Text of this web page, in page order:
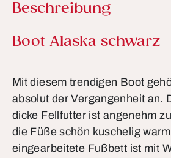
Beschreibung
Produktinformationen
Boot Alaska schwarz
Mit diesem trendigen Boot
absolut der Vergangenheit an.
dicke Fellfutter ist angenehm
die Füße schön kuschelig
eingearbeitete Fußbett ist mit